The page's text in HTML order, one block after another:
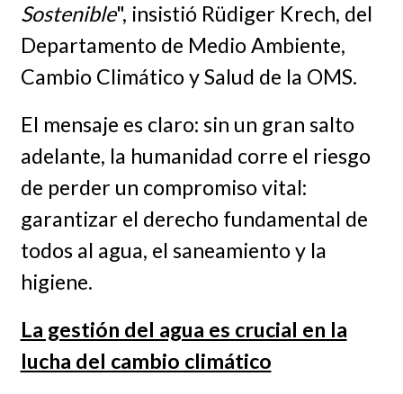
Sostenible", insistió Rüdiger Krech, del
Departamento de Medio Ambiente,
Cambio Climático y Salud de la OMS.
El mensaje es claro: sin un gran salto
adelante, la humanidad corre el riesgo
de perder un compromiso vital:
garantizar el derecho fundamental de
todos al agua, el saneamiento y la
higiene.
La gestión del agua es crucial en la
lucha del cambio climático